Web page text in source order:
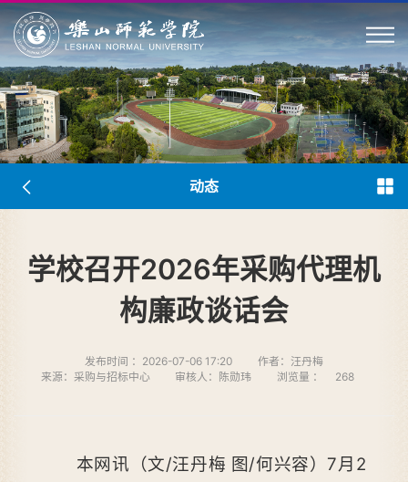
动态
学校召开2026年采购代理机
构廉政谈话会
发布时间 ：2026-07-06 17:20
作者：汪丹梅
来源：采购与招标中心
审核人：陈勋玮 浏览量 ： 268
本网讯（文/汪丹梅 图/何兴容）7月2